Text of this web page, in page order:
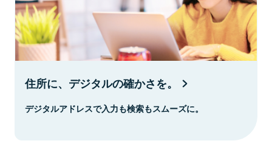
住所に、デジタルの確かさを。
デジタルアドレスで入力も検索もスムーズに。